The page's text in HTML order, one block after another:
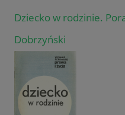
Dziecko w rodzinie.
Dobrzyński